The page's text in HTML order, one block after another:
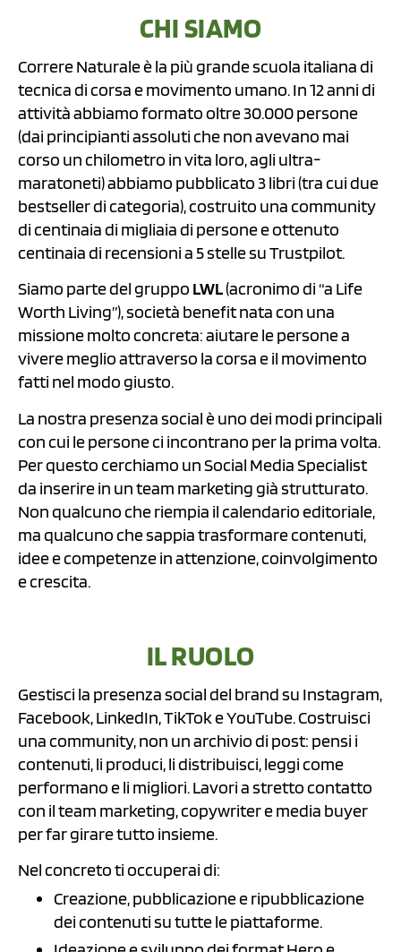
CHI SIAMO
Correre Naturale è la più grande scuola italiana di
tecnica di corsa e movimento umano. In 12 anni di
attività abbiamo formato oltre 30.000 persone
(dai principianti assoluti che non avevano mai
corso un chilometro in vita loro, agli ultra-
maratoneti) abbiamo pubblicato 3 libri (tra cui due
bestseller di categoria), costruito una community
di centinaia di migliaia di persone e ottenuto
centinaia di recensioni a 5 stelle su Trustpilot.
Siamo parte del gruppo LWL(acronimo di “a Life
Worth Living”), società benefit nata con una
missione molto concreta: aiutare le persone a
vivere meglio attraverso la corsa e il movimento
fatti nel modo giusto.
La nostra presenza social è uno dei modi principali
con cui le persone ci incontrano per la prima volta.
Per questo cerchiamo un Social Media Specialist
da inserire in un team marketing già strutturato.
Non qualcuno che riempia il calendario editoriale,
ma qualcuno che sappia trasformare contenuti,
idee e competenze in attenzione, coinvolgimento
e crescita.
IL RUOLO
Gestisci la presenza social del brand su Instagram,
Facebook, LinkedIn, TikTok e YouTube. Costruisci
una community, non un archivio di post: pensi i
contenuti, li produci, li distribuisci, leggi come
performano e li migliori. Lavori a stretto contatto
con il team marketing, copywriter e media buyer
per far girare tutto insieme.
Nel concreto ti occuperai di:
Creazione, pubblicazione e ripubblicazione
dei contenuti su tutte le piattaforme.